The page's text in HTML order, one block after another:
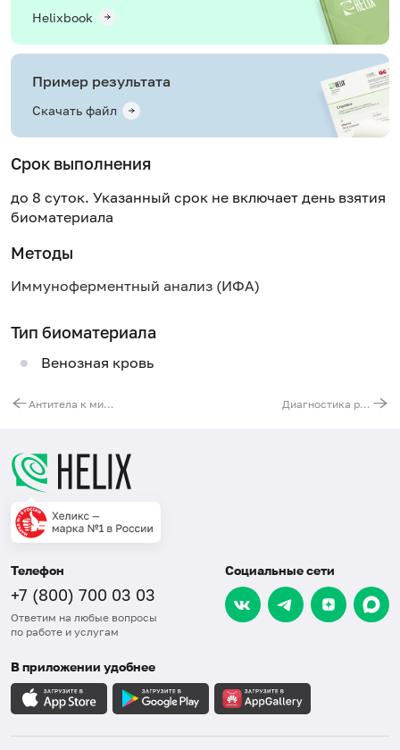
Helixbook
Пример результата
Скачать файл
Срок выполнения
до 8 суток. Указанный срок не включает день взятия
биоматериала
Методы
Иммуноферментный анализ (ИФА)
Тип биоматериала
Венозная кровь
Антитела к миелопероксидазе (anti-МРО, IgG) Диагностика рассеянного склероза (изоэлектрофокусирование олигоклонального IgG в ликворе и сыворотке)
Телефон
+7 (800) 700 03 03
Ответим на любые вопросы
по работе и услугам
Социальные сети
В приложении удобнее